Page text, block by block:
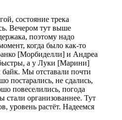
состояние трека
Вечером тут выше
поэтому надо
когда было как-то
[Морбиделли] и Андреа
а у Луки [Марини]
байк. Мы отставали почти
постарались, не сдались,
повеселились, погода
организованнее. Тут
уровень растёт. Надеемся